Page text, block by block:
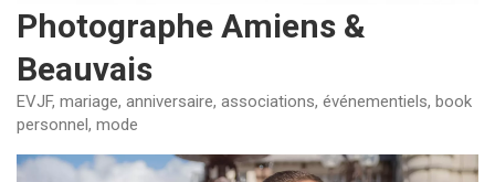
Photographe Amiens &
Beauvais
EVJF, mariage, anniversaire, associations, événementiels, book
personnel, mode